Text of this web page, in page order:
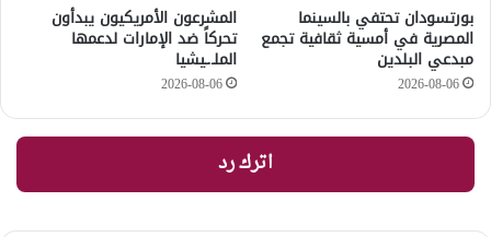
بورتسودان تحتفي بالسينما
المصرية في أمسية ثقافية تجمع
مبدعي البلدين
2026-08-06
المشرعون الأمريكيون يبدأون
تحركاً ضد الإمارات لدعمها
الملـ.ـيشيا
2026-08-06
اترك رد